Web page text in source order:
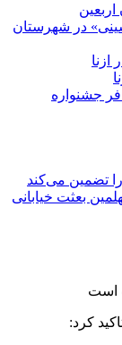
در شهرستان
ازنا
جشنواره
را تضمین می‌کند
بعثت خیابانی
کرد: